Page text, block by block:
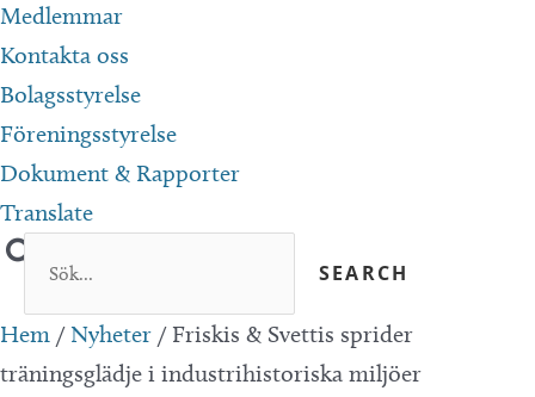
Medlemmar
Kontakta oss
Bolagsstyrelse
Föreningsstyrelse
Dokument & Rapporter
Translate
Hem / Nyheter / Friskis & Svettis sprider
träningsglädje i industrihistoriska miljöer